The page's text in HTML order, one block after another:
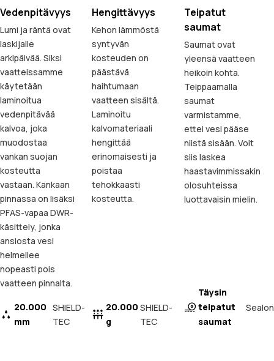
Vedenpitävyys
Lumi ja räntä ovat
laskijalle
arkipäivää. Siksi
vaatteissamme
käytetään
laminoitua
vedenpitävää
kalvoa, joka
muodostaa
vankan suojan
kosteutta
vastaan. Kankaan
pinnassa on lisäksi
PFAS-vapaa DWR-
käsittely, jonka
ansiosta vesi
helmeilee
nopeasti pois
vaatteen pinnalta.
20.000
mm
SHIELD-
TEC
Hengittävyys
Kehon lämmöstä
syntyvän
kosteuden on
päästävä
haihtumaan
vaatteen sisältä.
Laminoitu
kalvomateriaali
hengittää
erinomaisesti ja
poistaa
tehokkaasti
kosteutta.
20.000
g
SHIELD-
TEC
Teipatut
saumat
Saumat ovat
yleensä vaatteen
heikoin kohta.
Teippaamalla
saumat
varmistamme,
ettei vesi pääse
niistä sisään. Voit
siis laskea
haastavimmissakin
olosuhteissa
luottavaisin mielin.
Täysin
teipatut
saumat
Sealon